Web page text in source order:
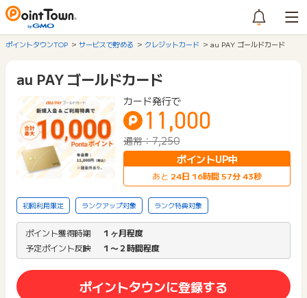
ポイントタウンTOP サービスで貯める クレジットカード au PAY ゴールドカード
au PAY ゴールドカード
カード発行で
11,000
通常：7,250
ポイントUP中
あと 24日 16時間 57分43秒
初回利用限定 ランクアップ対象 ランク特典対象
ポイント獲得時期
１ヶ月程度
予定ポイント反映
１〜２時間程度
ポイントタウンに登録する